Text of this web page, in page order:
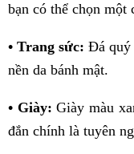
bạn có thể chọn
• Trang sức: Đá quý
nền da bánh mật.
• Giày: Giày màu
đắn chính là tuyên